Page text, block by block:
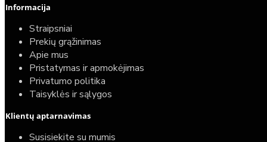
Informacija
Straipsniai
Prekių grąžinimas
Apie mus
Pristatymas ir apmokėjimas
Privatumo politika
Taisyklės ir sąlygos
Klientų aptarnavimas
Susisiekite su mumis